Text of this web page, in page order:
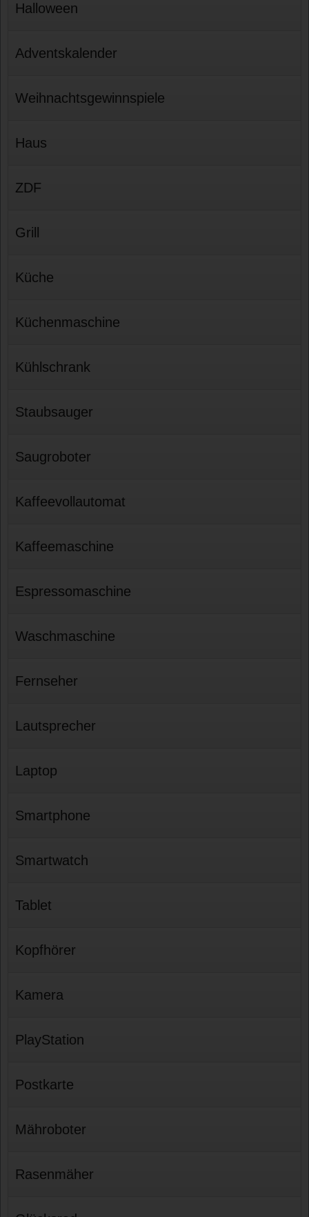
Halloween
Adventskalender
Weihnachtsgewinnspiele
Haus
ZDF
Grill
Küche
Küchenmaschine
Kühlschrank
Staubsauger
Saugroboter
Kaffeevollautomat
Kaffeemaschine
Espressomaschine
Waschmaschine
Fernseher
Lautsprecher
Laptop
Smartphone
Smartwatch
Tablet
Kopfhörer
Kamera
PlayStation
Postkarte
Mähroboter
Rasenmäher